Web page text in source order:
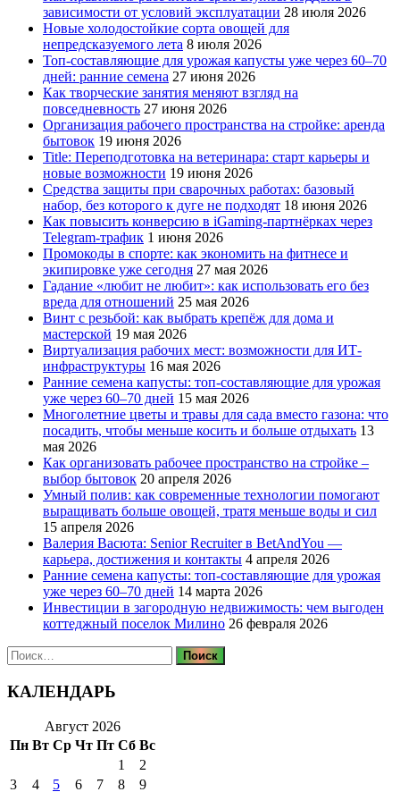
зависимости от условий эксплуатации 28 июля 2026
Новые холодостойкие сорта овощей для
непредсказуемого лета 8 июля 2026
Топ-составляющие для урожая капусты уже через 60–70
дней: ранние семена 27 июня 2026
Как творческие занятия меняют взгляд на
повседневность 27 июня 2026
Организация рабочего пространства на стройке: аренда
бытовок 19 июня 2026
Title: Переподготовка на ветеринара: старт карьеры и
новые возможности 19 июня 2026
Средства защиты при сварочных работах: базовый
набор, без которого к дуге не подходят 18 июня 2026
Как повысить конверсию в iGaming-партнёрках через
Telegram-трафик 1 июня 2026
Промокоды в спорте: как экономить на фитнесе и
экипировке уже сегодня 27 мая 2026
Гадание «любит не любит»: как использовать его без
вреда для отношений 25 мая 2026
Винт с резьбой: как выбрать крепёж для дома и
мастерской 19 мая 2026
Виртуализация рабочих мест: возможности для ИТ-
инфраструктуры 16 мая 2026
Ранние семена капусты: топ‑составляющие для урожая
уже через 60–70 дней 15 мая 2026
Многолетние цветы и травы для сада вместо газона: что
посадить, чтобы меньше косить и больше отдыхать 13
мая 2026
Как организовать рабочее пространство на стройке –
выбор бытовок 20 апреля 2026
Умный полив: как современные технологии помогают
выращивать больше овощей, тратя меньше воды и сил
15 апреля 2026
Валерия Васюта: Senior Recruiter в BetAndYou —
карьера, достижения и контакты 4 апреля 2026
Ранние семена капусты: топ‑составляющие для урожая
уже через 60–70 дней 14 марта 2026
Инвестиции в загородную недвижимость: чем выгоден
коттеджный поселок Милино 26 февраля 2026
Найти:
КАЛЕНДАРЬ
Август 2026
Пн Вт Ср Чт Пт Сб Вс
1
2
3
4 5 6 7 8 9